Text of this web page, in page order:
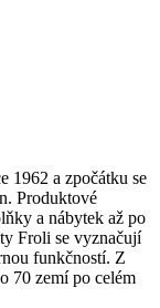
1962 a zpočátku se
Produktové
a nábytek až po
Froli se vyznačují
funkčností. Z
70 zemí po celém